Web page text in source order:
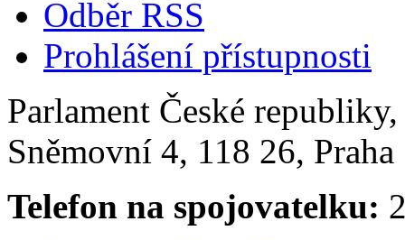
Odběr RSS
Prohlášení přístupnosti
Parlament České
Sněmovní 4, 118 26,
Telefon na spojovatelku: